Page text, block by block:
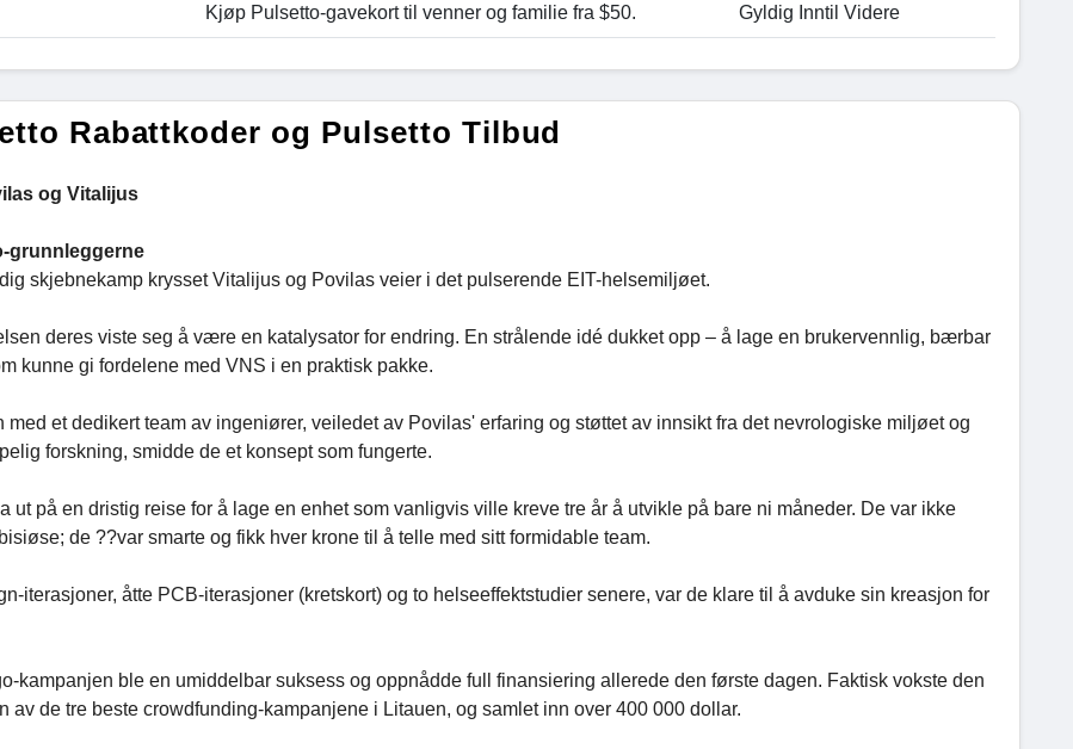
Kjøp Pulsetto-gavekort til venner og familie fra $50. Gyldig Inntil Videre
Rabattkoder og Pulsetto Tilbud
og Vitalijus
grunnleggerne
skjebnekamp krysset Vitalijus og Povilas veier i det pulserende EIT-helsemiljøet.
deres viste seg å være en katalysator for endring. En strålende idé dukket opp – å lage en brukervennlig, bærbar
kunne gi fordelene med VNS i en praktisk pakke.
med et dedikert team av ingeniører, veiledet av Povilas' erfaring og støttet av innsikt fra det nevrologiske miljøet og
forskning, smidde de et konsept som fungerte.
ut på en dristig reise for å lage en enhet som vanligvis ville kreve tre år å utvikle på bare ni måneder. De var ikke
de ??var smarte og fikk hver krone til å telle med sitt formidable team.
iterasjoner, åtte PCB-iterasjoner (kretskort) og to helseeffektstudier senere, var de klare til å avduke sin kreasjon for
kampanjen ble en umiddelbar suksess og oppnådde full finansiering allerede den første dagen. Faktisk vokste den
av de tre beste crowdfunding-kampanjene i Litauen, og samlet inn over 400 000 dollar.